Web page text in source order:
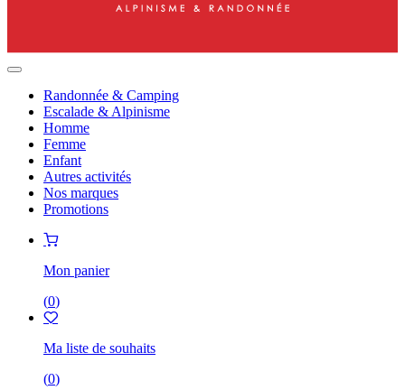
Randonnée & Camping
Escalade & Alpinisme
Homme
Femme
Enfant
Autres activités
Nos marques
Promotions
Mon panier
(0)
Ma liste de souhaits
(0)